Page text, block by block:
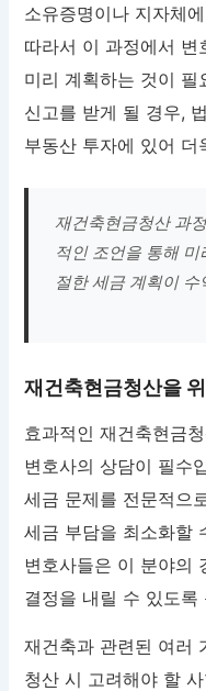
소유증명이나 지자체
따라서 이 과정에서 변
미리 계획하는 것이 필
신고를 받게 될 경우,
부동산 투자에 있어
재건축현금청산 과
적인 조언을 통해
절한 세금 계획이
재건축현금청산을
효과적인 재건축현금
변호사의 상담이 필수
세금 문제를 전문적으
세금 부담을 최소화할
변호사들은 이 분야의
결정을 내릴 수 있도록
재건축과 관련된 여러
청산 시 고려해야 할